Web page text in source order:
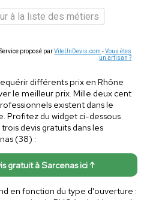
à la liste des métiers
proposé parViteUnDevis.com -Vous êtes
un artisan ?
différents prix en Rhône
le meilleur prix. Mille deux cent
existent dans le
Profitez du widget ci-dessous
devis gratuits dans les
(38) :
gratuit à Sarcenas ici ↑
en fonction du type d'ouverture :